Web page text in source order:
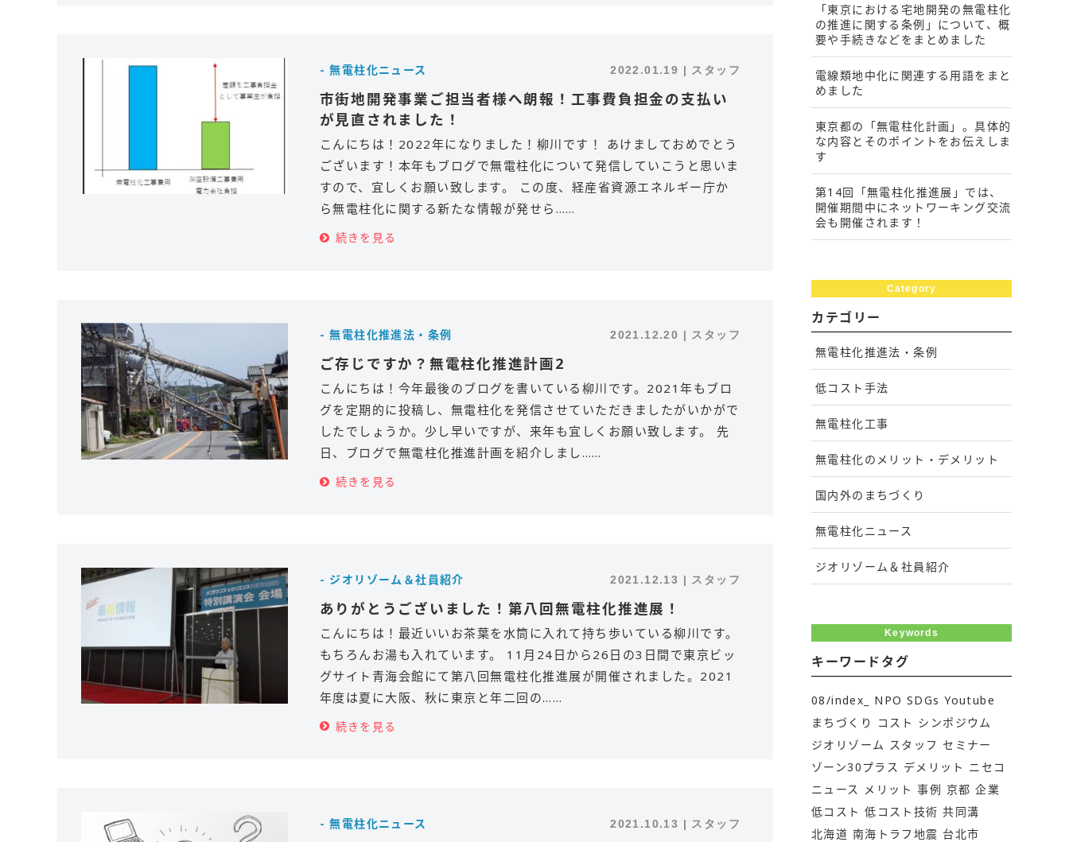
- 無電柱化ニュース 2022.01.19 | スタッフ
市街地開発事業ご担当者様へ朗報！工事費負担金の支払い
が見直されました！
こんにちは！2022年になりました！柳川です！ あけましておめでとう
ございます！本年もブログで無電柱化について発信していこうと思いま
すので、宜しくお願い致します。 この度、経産省資源エネルギー庁か
ら無電柱化に関する新たな情報が発せら……
続きを見る
- 無電柱化推進法・条例 2021.12.20 | スタッフ
ご存じですか？無電柱化推進計画2
こんにちは！今年最後のブログを書いている柳川です。2021年もブロ
グを定期的に投稿し、無電柱化を発信させていただきましたがいかがで
したでしょうか。少し早いですが、来年も宜しくお願い致します。 先
日、ブログで無電柱化推進計画を紹介しまし……
続きを見る
- ジオリゾーム＆社員紹介 2021.12.13 | スタッフ
ありがとうございました！第八回無電柱化推進展！
こんにちは！最近いいお茶葉を水筒に入れて持ち歩いている柳川です。
もちろんお湯も入れています。 11月24日から26日の3日間で東京ビッ
グサイト青海会館にて第八回無電柱化推進展が開催されました。2021
年度は夏に大阪、秋に東京と年二回の……
続きを見る
- 無電柱化ニュース 2021.10.13 | スタッフ
「東京における宅地開発の無電柱化
の推進に関する条例」について、概
要や手続きなどをまとめました
電線類地中化に関連する用語をまと
めました
東京都の「無電柱化計画」。具体的
な内容とそのポイントをお伝えしま
す
第14回「無電柱化推進展」では、
開催期間中にネットワーキング交流
会も開催されます！
Category
カテゴリー
無電柱化推進法・条例
低コスト手法
無電柱化工事
無電柱化のメリット・デメリット
国内外のまちづくり
無電柱化ニュース
ジオリゾーム＆社員紹介
Keywords
キーワードタグ
08/index_ NPO SDGs Youtube
まちづくり
コスト シンポジウム
ジオリゾーム スタッフ セミナー
ゾーン30プラス デメリット ニセコ
ニュース メリット 事例 京都 企業
低コスト 低コスト技術 共同溝
北海道 南海トラフ地震 台北市